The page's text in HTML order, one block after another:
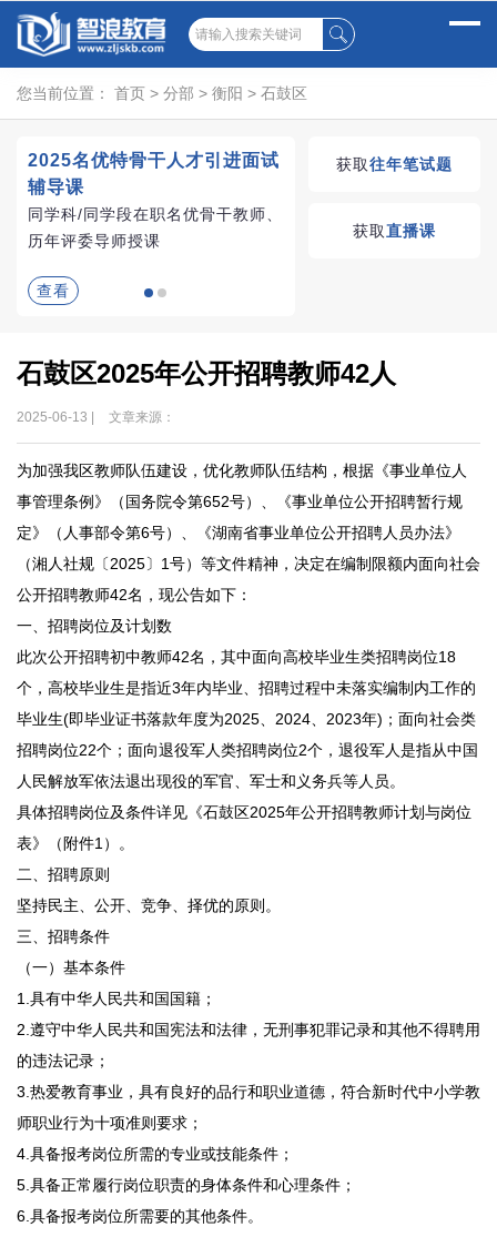
您当前位置： 首页 > 分部 > 衡阳 > 石鼓区
2025名优特骨干人才引进面试
辅导课
同学科/同学段在职名优骨干教师、
历年评委导师授课
查看
湖南教师招聘考试优
获取往年笔试题
获取直播课
石鼓区2025年公开招聘教师42人
2025-06-13 | 文章来源：
为加强我区教师队伍建设，优化教师队伍结构，根据《事业单位人
事管理条例》（国务院令第652号）、《事业单位公开招聘暂行规
定》（人事部令第6号）、《湖南省事业单位公开招聘人员办法》
（湘人社规〔2025〕1号）等文件精神，决定在编制限额内面向社会
公开招聘教师42名，现公告如下：
一、招聘岗位及计划数
此次公开招聘初中教师42名，其中面向高校毕业生类招聘岗位18
个，高校毕业生是指近3年内毕业、招聘过程中未落实编制内工作的
毕业生(即毕业证书落款年度为2025、2024、2023年)；面向社会类
招聘岗位22个；面向退役军人类招聘岗位2个，退役军人是指从中国
人民解放军依法退出现役的军官、军士和义务兵等人员。
具体招聘岗位及条件详见《石鼓区2025年公开招聘教师计划与岗位
表》（附件1）。
二、招聘原则
坚持民主、公开、竞争、择优的原则。
三、招聘条件
（一）基本条件
1.具有中华人民共和国国籍；
2.遵守中华人民共和国宪法和法律，无刑事犯罪记录和其他不得聘用
的违法记录；
3.热爱教育事业，具有良好的品行和职业道德，符合新时代中小学教
师职业行为十项准则要求；
4.具备报考岗位所需的专业或技能条件；
5.具备正常履行岗位职责的身体条件和心理条件；
6.具备报考岗位所需要的其他条件。